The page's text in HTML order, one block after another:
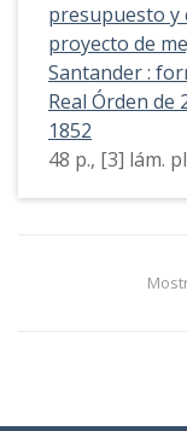
presupuesto y
proyecto de
Santander :
Real Órden de
1852
48 p., [3] lám.